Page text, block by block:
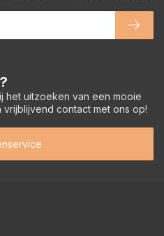
het uitzoeken van een mooie
contact met ons op!